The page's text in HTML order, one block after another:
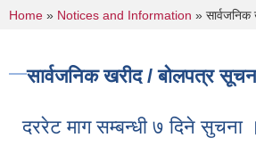
You are here
Home » Notices and Information »
सार्वजनिक खरीद / बोलपत्र
दररेट माग सम्बन्धी ७ दिने सुचना